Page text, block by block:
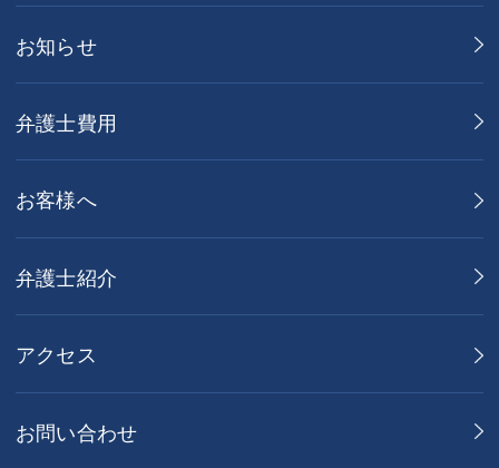
お知らせ
弁護士費用
お客様へ
弁護士紹介
アクセス
お問い合わせ